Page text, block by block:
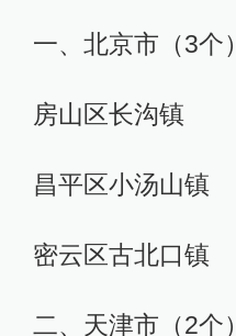
一、北京市（3个）
房山区长沟镇
昌平区小汤山镇
密云区古北口镇
二、天津市（2个）